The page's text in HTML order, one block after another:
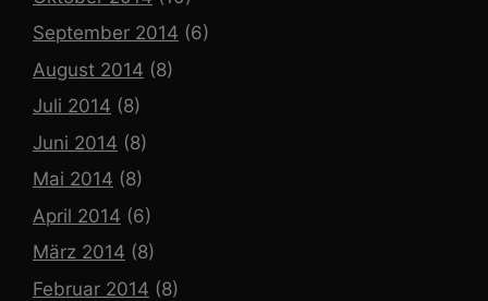
September 2014 (6)
August 2014 (8)
Juli 2014 (8)
Juni 2014 (8)
Mai 2014 (8)
April 2014 (6)
März 2014 (8)
Februar 2014 (8)